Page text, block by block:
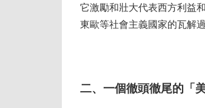
它激勵和壯大代表西方利益
東歐等社會主義國家的瓦解
二、一個徹頭徹尾的「